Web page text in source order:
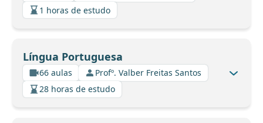
1 horas de estudo
Língua Portuguesa
66 aulas
Profº. Valber Freitas Santos
28 horas de estudo